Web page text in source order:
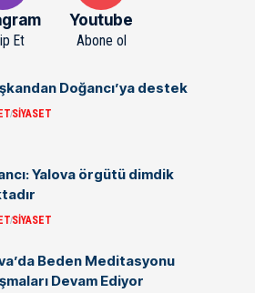
Et
Youtube
Abone ol
Doğancı’ya destek
SIYASET
Yalova örgütü dimdik
SIYASET
Beden Meditasyonu
Devam Ediyor